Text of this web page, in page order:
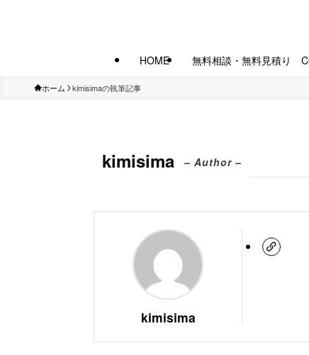
HOME 無料相談・無料見積り
ホーム kimisimaの執筆記事
kimisima – Author –
kimisima